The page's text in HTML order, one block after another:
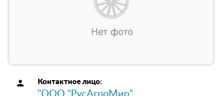
person Контактное лицо: